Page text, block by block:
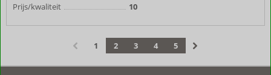
Prijs/kwaliteit
10
1 2 3 4
5